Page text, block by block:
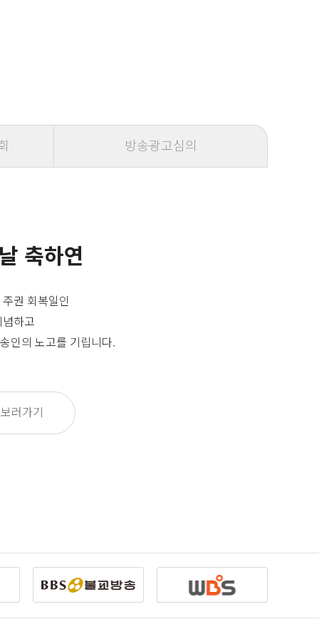
방송광고심의
축하연
권 회복일인
하고
인의 노고를 기립니다.
러가기